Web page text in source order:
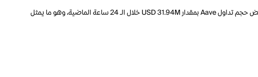
السعر الحالي لـ Aave هو BAT 1355.77 لكل AAVE. مع عرض متداول يبلغ 15.42M AAVE، فإن هذا يعني أن قيمة Aave السوقية تبلغ 1.411B. انخفض حجم تداول Aave بمقدار USD 31.94M خلال الـ 24 ساعة الماضية، وهو ما يمثل